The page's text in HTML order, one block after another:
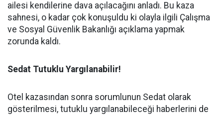
ailesi kendilerine dava açılacağını anladı. Bu kaza
sahnesi, o kadar çok konuşuldu ki olayla ilgili Çalışma
ve Sosyal Güvenlik Bakanlığı açıklama yapmak
zorunda kaldı.
Sedat Tutuklu Yargılanabilir!
Otel kazasından sonra sorumlunun Sedat olarak
gösterilmesi, tutuklu yargılanabileceği haberlerini de